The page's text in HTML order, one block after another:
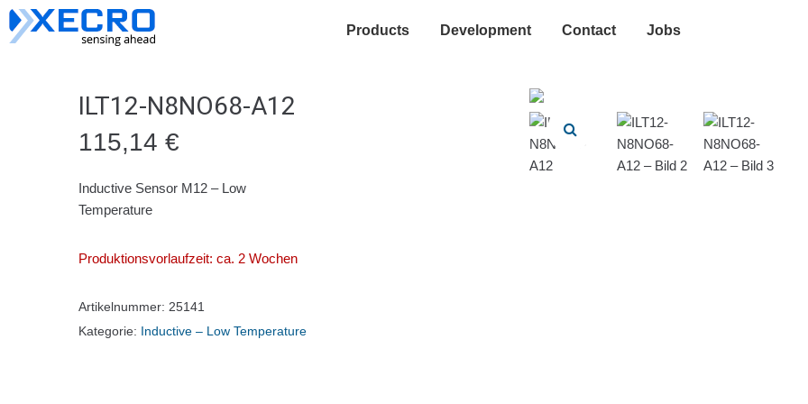
Products Development Contact Jobs
ILT12-N8NO68-A12
115,14 €
Inductive Sensor M12 – Low
Temperature
Produktionsvorlaufzeit: ca. 2 Wochen
Artikelnummer: 25141
Kategorie: Inductive – Low Temperature